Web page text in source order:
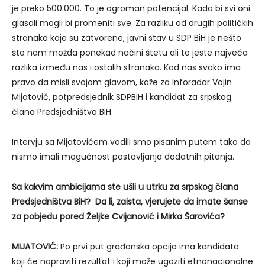
je preko 500.000. To je ogroman potencijal. Kada bi svi oni
glasali mogli bi promeniti sve. Za razliku od drugih političkih
stranaka koje su zatvorene, javni stav u SDP BiH je nešto
što nam možda ponekad načini štetu ali to jeste najveća
razlika između nas i ostalih stranaka. Kod nas svako ima
pravo da misli svojom glavom, kaže za Inforadar Vojin
Mijatović, potpredsjednik SDPBiH i kandidat za srpskog
člana Predsjedništva BiH.
Intervju sa Mijatovićem vodili smo pisanim putem tako da
nismo imali mogućnost postavljanja dodatnih pitanja.
Sa kakvim ambicijama ste ušli u utrku za srpskog člana
Predsjedništva BiH? Da li, zaista, vjerujete da imate šanse
za pobjedu pored Željke Cvijanović i Mirka Šarovića?
MIJATOVIĆ: Po prvi put građanska opcija ima kandidata
koji će napraviti rezultat i koji može ugoziti etnonacionalne